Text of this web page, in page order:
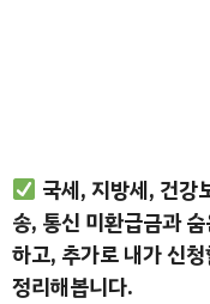
국세, 지방세, 건강
송, 통신 미환급금과
하고, 추가로 내가 신
정리해봅니다.